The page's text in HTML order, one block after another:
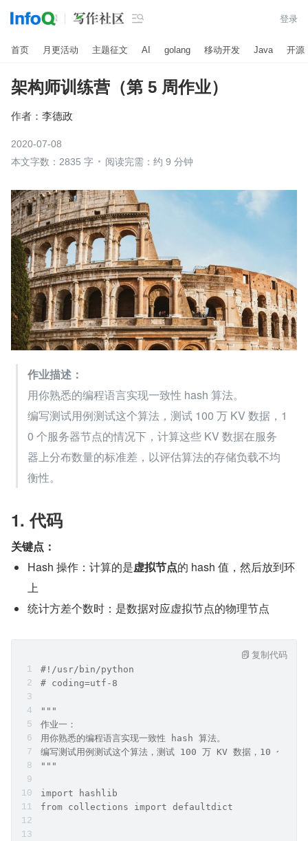
 登录
首页 月更活动 主题征文 AI golang 移动开发 Java 开源
架构师训练营（第 5 周作业）
作者： 李德政
2020-07-08
本文字数：2835 字
阅读完需：约 9 分钟
作业描述：
用你熟悉的编程语言实现一致性 hash 算法。
编写测试用例测试这个算法，测试 100 万 KV 数据，1
0 个服务器节点的情况下，计算这些 KV 数据在服务
器上分布数量的标准差，以评估算法的存储负载不均
衡性。
1. 代码
关键点：
Hash 操作：计算的是虚拟节点的 hash 值，然后放到环
上
统计方差个数时：是数据对应虚拟节点的物理节点
#!/usr/bin/python
# coding=utf-8
"""
作业一：
用你熟悉的编程语言实现一致性 hash 算法。
编写测试用例测试这个算法，测试 100 万 KV 数据，10 个服务
"""
import hashlib
from collections import defaultdict
复制代码